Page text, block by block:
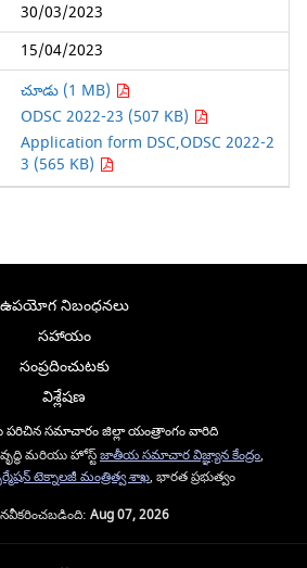
30/03/2023
15/04/2023
చూడు (1 MB)
ODSC 2022-23 (507 KB)
Application form DSC,ODSC 2022-2
3 (565 KB)
ఉపయోగ నిబంధనలు
సహాయం
సంప్రదించుటకు
విశ్లేషణ
పరిచిన సమాచారం జిల్లా యంత్రాంగం వారిది
మరియు హోస్ట్జాతీయ సమాచార విజ్ఞ్యాన కేంద్రం,
టెక్నాలజీ మంత్రిత్వ శాఖ, భారత ప్రభుత్వం
Aug 07, 2026